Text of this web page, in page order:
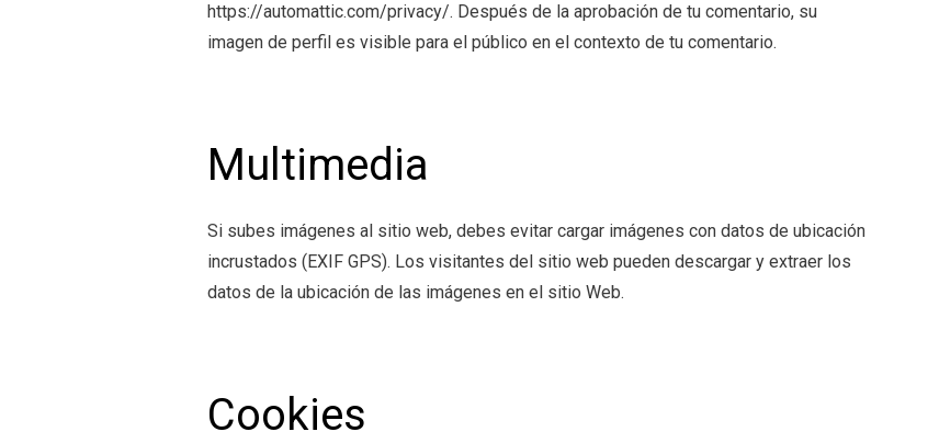
https://automattic.com/privacy/. Después de la aprobación de tu comentario, su
imagen de perfil es visible para el público en el contexto de tu comentario.
Multimedia
Si subes imágenes al sitio web, debes evitar cargar imágenes con datos de ubicación
incrustados (EXIF GPS). Los visitantes del sitio web pueden descargar y extraer los
datos de la ubicación de las imágenes en el sitio Web.
Cookies